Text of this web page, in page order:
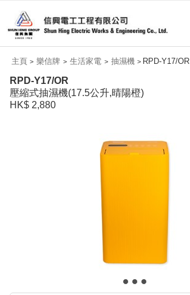
主頁 > 樂信牌 > 生活家電 > 抽濕機 > RPD-Y17/OR
RPD-Y17/OR
壓縮式抽濕機(17.5公升,晴陽橙)
HK$ 2,880